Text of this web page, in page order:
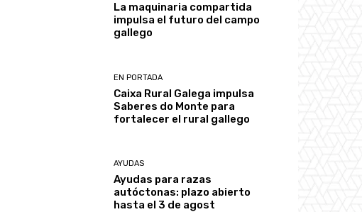
La maquinaria compartida
impulsa el futuro del campo
gallego
EN PORTADA
Caixa Rural Galega impulsa
Saberes do Monte para
fortalecer el rural gallego
AYUDAS
Ayudas para razas
autóctonas: plazo abierto
hasta el 3 de agost